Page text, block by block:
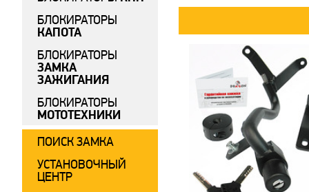
БЛОКИРАТОРЫ
КАПОТА
БЛОКИРАТОРЫ
ЗАМКА
ЗАЖИГАНИЯ
БЛОКИРАТОРЫ
МОТОТЕХНИКИ
ПОИСК ЗАМКА
УСТАНОВОЧНЫЙ
ЦЕНТР